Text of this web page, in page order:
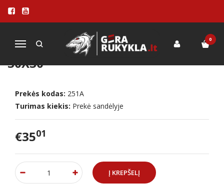
Navigacija
0
Pagrindinis
Picos kepimo PRIEDAI
Lavos akmuo su kojelėmis 30x30
LAVOS AKMUO SU KOJELĖMIS
30X30
Prekės kodas: 251A
Turimas kiekis: Prekė sandėlyje
€3501